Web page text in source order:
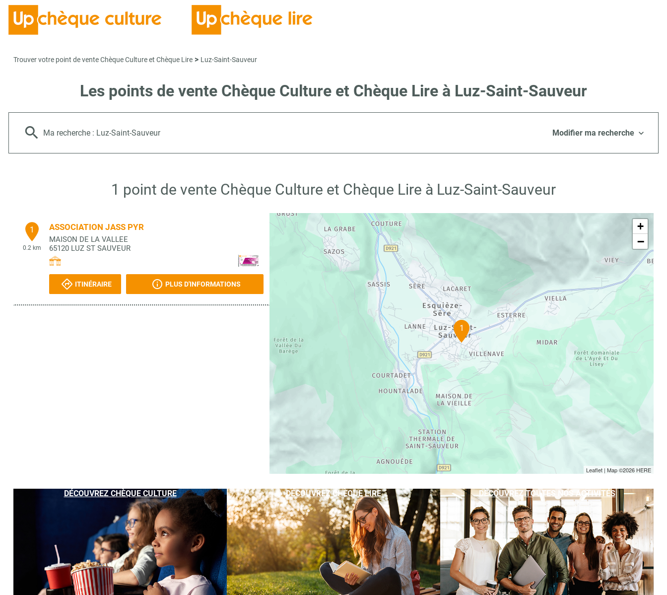
Trouver votre point de vente Chèque Culture et Chèque Lire > Luz-Saint-Sauveur
Les points de vente Chèque Culture et Chèque Lire à Luz-Saint-Sauveur
Ma recherche : Luz-Saint-Sauveur Modifier ma recherche
1 point de vente Chèque Culture et Chèque Lire à Luz-Saint-Sauveur
1
0.2 km
ASSOCIATION JASS PYR
MAISON DE LA VALLEE
65120 LUZ ST SAUVEUR
ITINÉRAIRE PLUS D'INFORMATIONS
1
+
−
Leaflet | Map ©2026 HERE
DÉCOUVREZ CHÈQUE CULTURE DÉCOUVREZ CHÈQUE LIRE DÉCOUVREZ TOUTES NOS ACTIVITÉS